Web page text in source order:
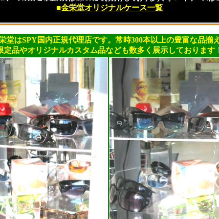
■金栄堂オリジナルケース一覧
堂はSPY国内正規代理店です。常時300本以上の豊富な品揃
定品やオリジナルカスタム品なども数多く展示しております